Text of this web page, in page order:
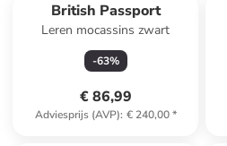
British Passport
Leren mocassins zwart
-63%
€ 86,99
Adviesprijs (AVP): € 240,00*